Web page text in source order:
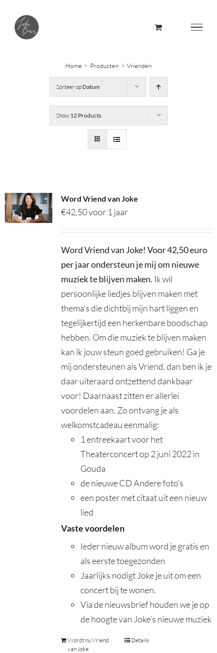
content
Home Producten Vrienden
Sorteer op Datum
Show 12 Products
Word Vriend van Joke
€42,50voor 1 jaar
Word Vriend van Joke! Voor 42,50 euro
per jaar ondersteun je mij om nieuwe
muziek te blijven maken. Ik wil
persoonlijke liedjes blijven maken met
thema’s die dichtbij mijn hart liggen en
tegelijkertijd een herkenbare boodschap
hebben. Om die muziek te blijven maken
kan ik jouw steun goed gebruiken! Ga je
mij ondersteunen als Vriend, dan ben ik je
daar uiteraard ontzettend dankbaar
voor! Daarnaast zitten er allerlei
voordelen aan. Zo ontvang je als
welkomstcadeau eenmalig:
1 entreekaart voor het
Theaterconcert op 2 juni 2022 in
Gouda
de nieuwe CD Andere foto’s
een poster met citaat uit een nieuw
lied
Vaste voordelen
Ieder nieuw album word je gratis en
als eerste toegezonden
Jaarlijks nodigt Joke je uit om een
concert bij te wonen.
Via de nieuwsbrief houden we je op
de hoogte van Joke’s nieuwe muziek
Wordt nu Vriend
van Joke
Details